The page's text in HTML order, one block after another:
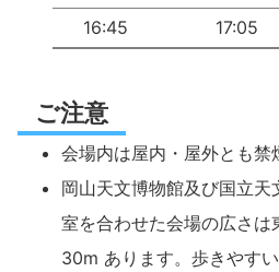
16:45
17:05
ご注意
会場内は屋内・屋外とも禁
岡山天文博物館及び国立
室を合わせた会場の広さ
30m あります。歩きやす